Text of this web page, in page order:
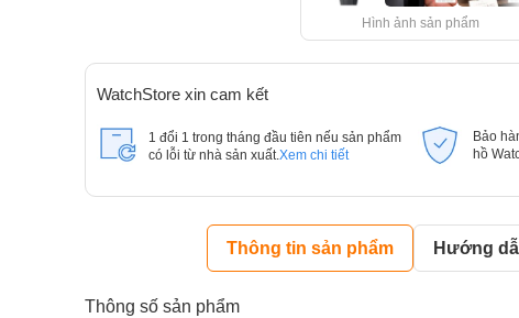
Hình ảnh sản phẩm
WatchStore xin cam kết
1 đổi 1 trong tháng đầu tiên nếu sản phẩm
có lỗi từ nhà sản xuất. Xem chi tiết
Bảo
hồ
Thông tin sản phẩm Hướng
Thông số sản phẩm